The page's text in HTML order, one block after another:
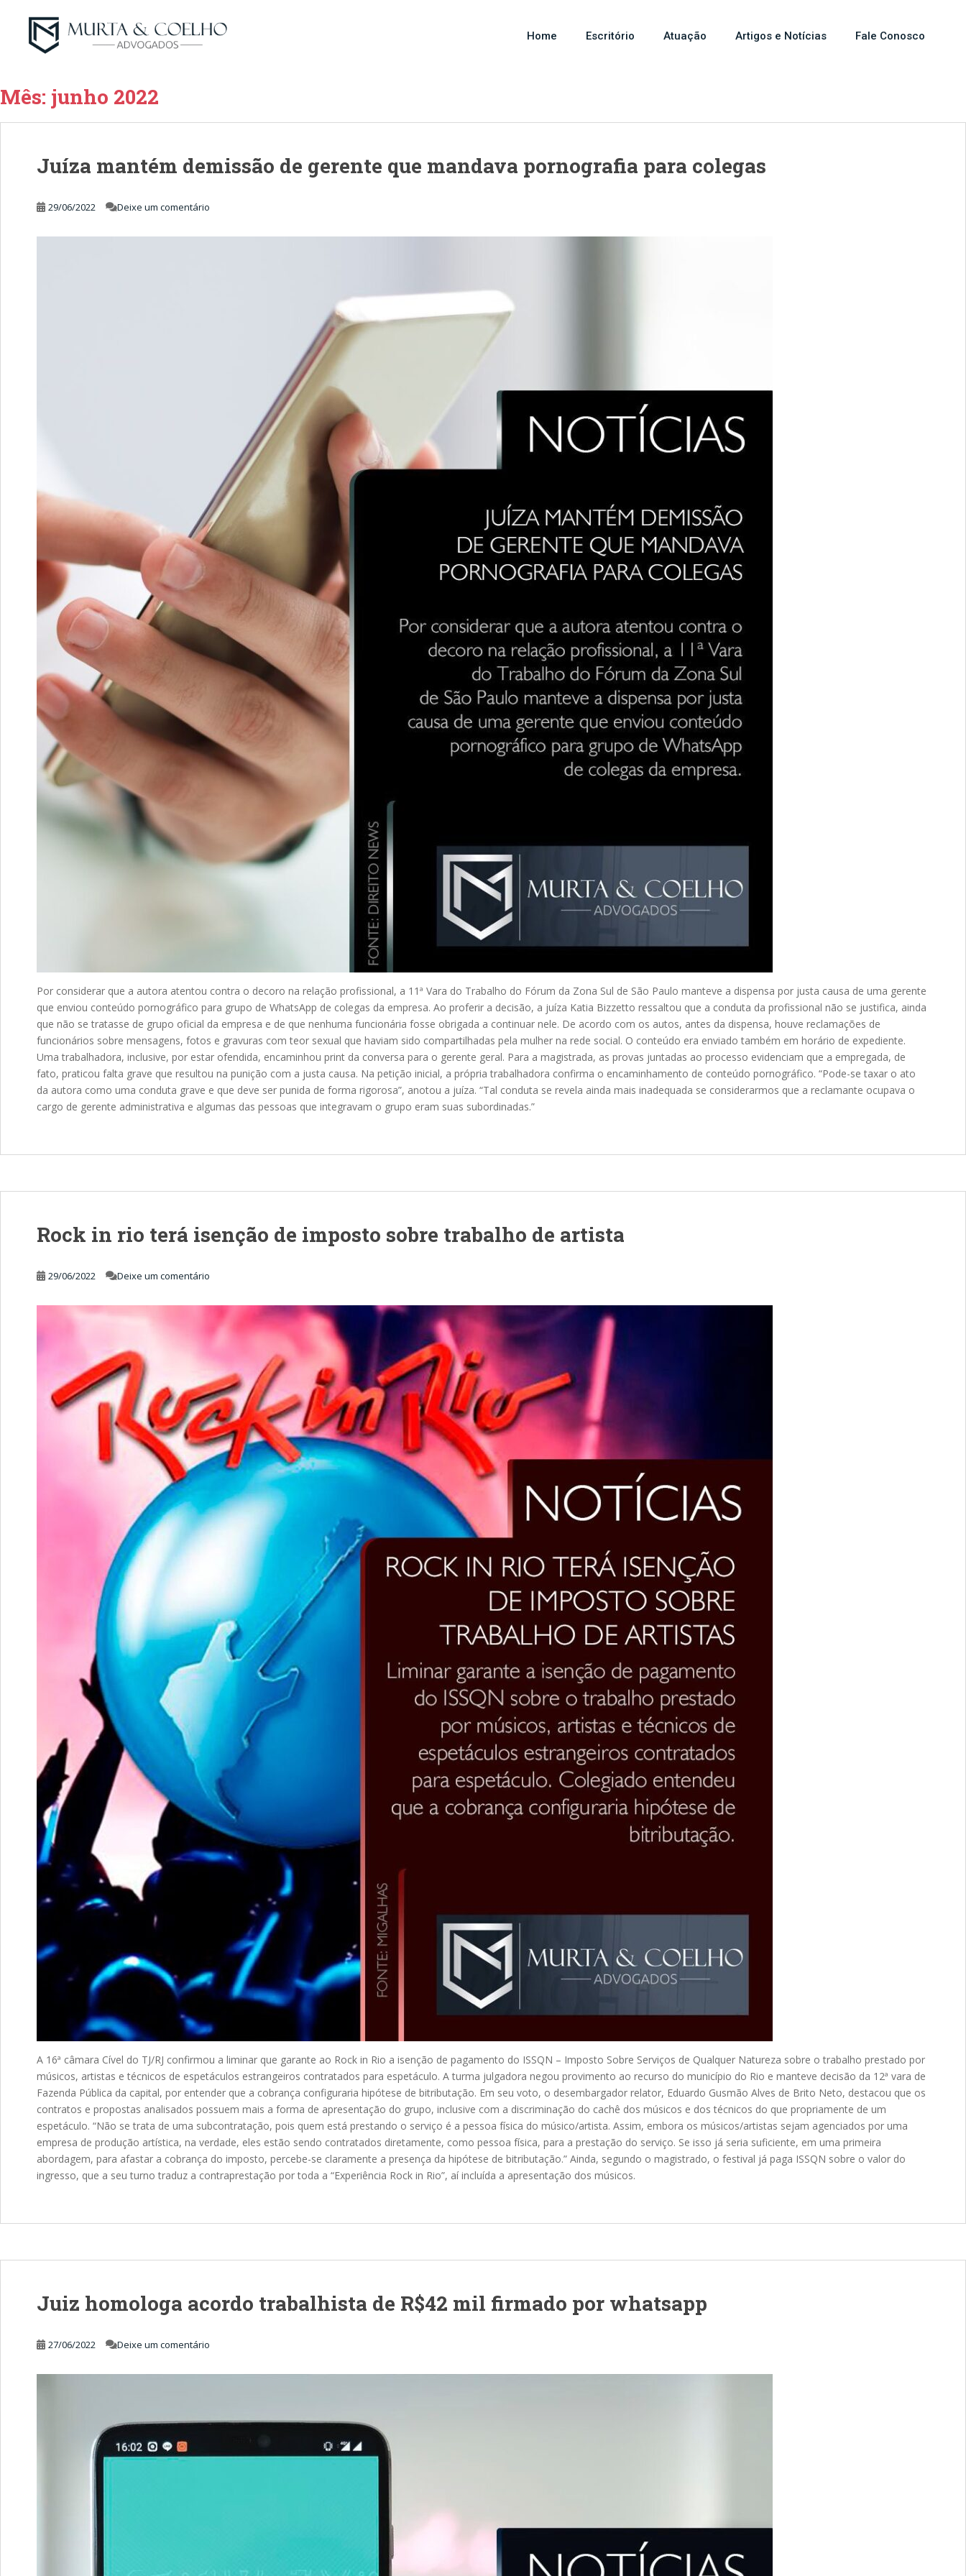
Home Escritório Atuação Artigos e Notícias Fale Conosco
Mês: junho 2022
Juíza mantém demissão de gerente que mandava pornografia para colegas
29/06/2022 Deixe um comentário
Por considerar que a autora atentou contra o decoro na relação profissional, a 11ª Vara do Trabalho do Fórum da Zona Sul de São Paulo manteve a dispensa por justa causa de uma gerente
que enviou conteúdo pornográfico para grupo de WhatsApp de colegas da empresa. Ao proferir a decisão, a juíza Katia Bizzetto ressaltou que a conduta da profissional não se justifica, ainda
que não se tratasse de grupo oficial da empresa e de que nenhuma funcionária fosse obrigada a continuar nele. De acordo com os autos, antes da dispensa, houve reclamações de
funcionários sobre mensagens, fotos e gravuras com teor sexual que haviam sido compartilhadas pela mulher na rede social. O conteúdo era enviado também em horário de expediente.
Uma trabalhadora, inclusive, por estar ofendida, encaminhou print da conversa para o gerente geral. Para a magistrada, as provas juntadas ao processo evidenciam que a empregada, de
fato, praticou falta grave que resultou na punição com a justa causa. Na petição inicial, a própria trabalhadora confirma o encaminhamento de conteúdo pornográfico. “Pode-se taxar o ato
da autora como uma conduta grave e que deve ser punida de forma rigorosa”, anotou a juíza. “Tal conduta se revela ainda mais inadequada se considerarmos que a reclamante ocupava o
cargo de gerente administrativa e algumas das pessoas que integravam o grupo eram suas subordinadas.”
Rock in rio terá isenção de imposto sobre trabalho de artista
29/06/2022 Deixe um comentário
A 16ª câmara Cível do TJ/RJ confirmou a liminar que garante ao Rock in Rio a isenção de pagamento do ISSQN – Imposto Sobre Serviços de Qualquer Natureza sobre o trabalho prestado por
músicos, artistas e técnicos de espetáculos estrangeiros contratados para espetáculo. A turma julgadora negou provimento ao recurso do município do Rio e manteve decisão da 12ª vara de
Fazenda Pública da capital, por entender que a cobrança configuraria hipótese de bitributação. Em seu voto, o desembargador relator, Eduardo Gusmão Alves de Brito Neto, destacou que os
contratos e propostas analisados possuem mais a forma de apresentação do grupo, inclusive com a discriminação do cachê dos músicos e dos técnicos do que propriamente de um
espetáculo. “Não se trata de uma subcontratação, pois quem está prestando o serviço é a pessoa física do músico/artista. Assim, embora os músicos/artistas sejam agenciados por uma
empresa de produção artística, na verdade, eles estão sendo contratados diretamente, como pessoa física, para a prestação do serviço. Se isso já seria suficiente, em uma primeira
abordagem, para afastar a cobrança do imposto, percebe-se claramente a presença da hipótese de bitributação.” Ainda, segundo o magistrado, o festival já paga ISSQN sobre o valor do
ingresso, que a seu turno traduz a contraprestação por toda a “Experiência Rock in Rio”, aí incluída a apresentação dos músicos.
Juiz homologa acordo trabalhista de R$42 mil firmado por whatsapp
27/06/2022 Deixe um comentário